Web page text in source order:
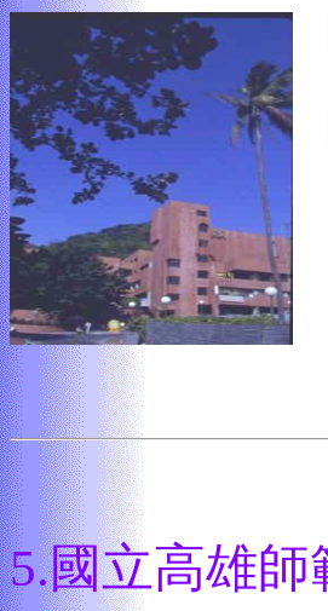
5.國立高雄師